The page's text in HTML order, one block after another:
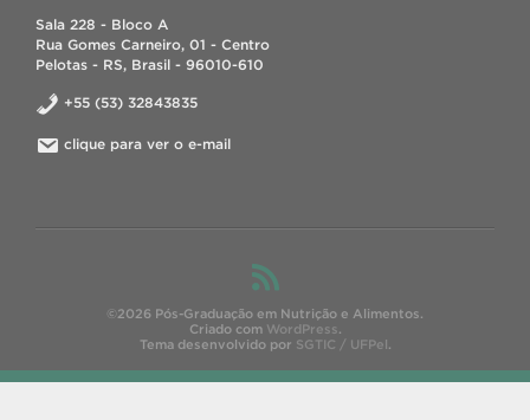
Sala 228 - Bloco A
Rua Gomes Carneiro, 01 - Centro
Pelotas - RS, Brasil - 96010-610
+55 (53) 32843835
clique para ver o e-mail
©2026 Pós-Graduação em Nutrição e Alimentos.
Criado com WordPress.
Tema desenvolvido por SGTIC / UFPel.